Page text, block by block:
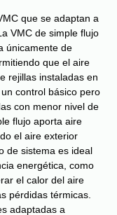
que se adaptan a
VMC de simple flujo
únicamente de
que el aire
rejillas instaladas en
control básico pero
con menor nivel de
flujo aporta aire
el aire exterior
de sistema es ideal
energética, como
el calor del aire
pérdidas térmicas.
adaptadas a